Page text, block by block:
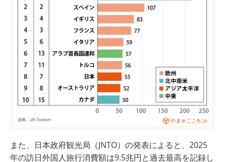
また、日本政府観光局（JNTO）の発表によると、2025
年の訪日外国人旅行消費額は9.5兆円と過去最高を記録し